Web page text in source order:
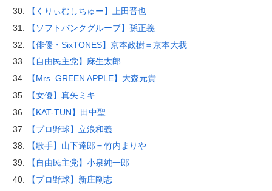
【くりぃむしちゅー】上田晋也
【ソフトバンクグループ】孫正義
【俳優・SixTONES】京本政樹＝京本大我
【自由民主党】麻生太郎
【Mrs. GREEN APPLE】大森元貴
【女優】真矢ミキ
【KAT-TUN】田中聖
【プロ野球】立浪和義
【歌手】山下達郎＝竹内まりや
【自由民主党】小泉純一郎
【プロ野球】新庄剛志